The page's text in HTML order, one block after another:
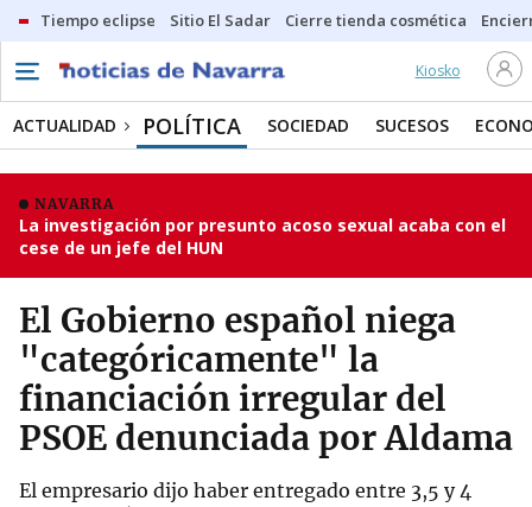
Tiempo eclipse Sitio El Sadar Cierre tienda cosmética
Kiosko
ACTUALIDAD POLÍTICA SOCIEDAD SUCESOS
NAVARRA
La investigación por presunto acoso sexual acaba con el
cese de un jefe del HUN
El Gobierno español niega
"categóricamente" la
financiación irregular del
PSOE denunciada por Aldama
El empresario dijo haber entregado entre 3,5 y 4